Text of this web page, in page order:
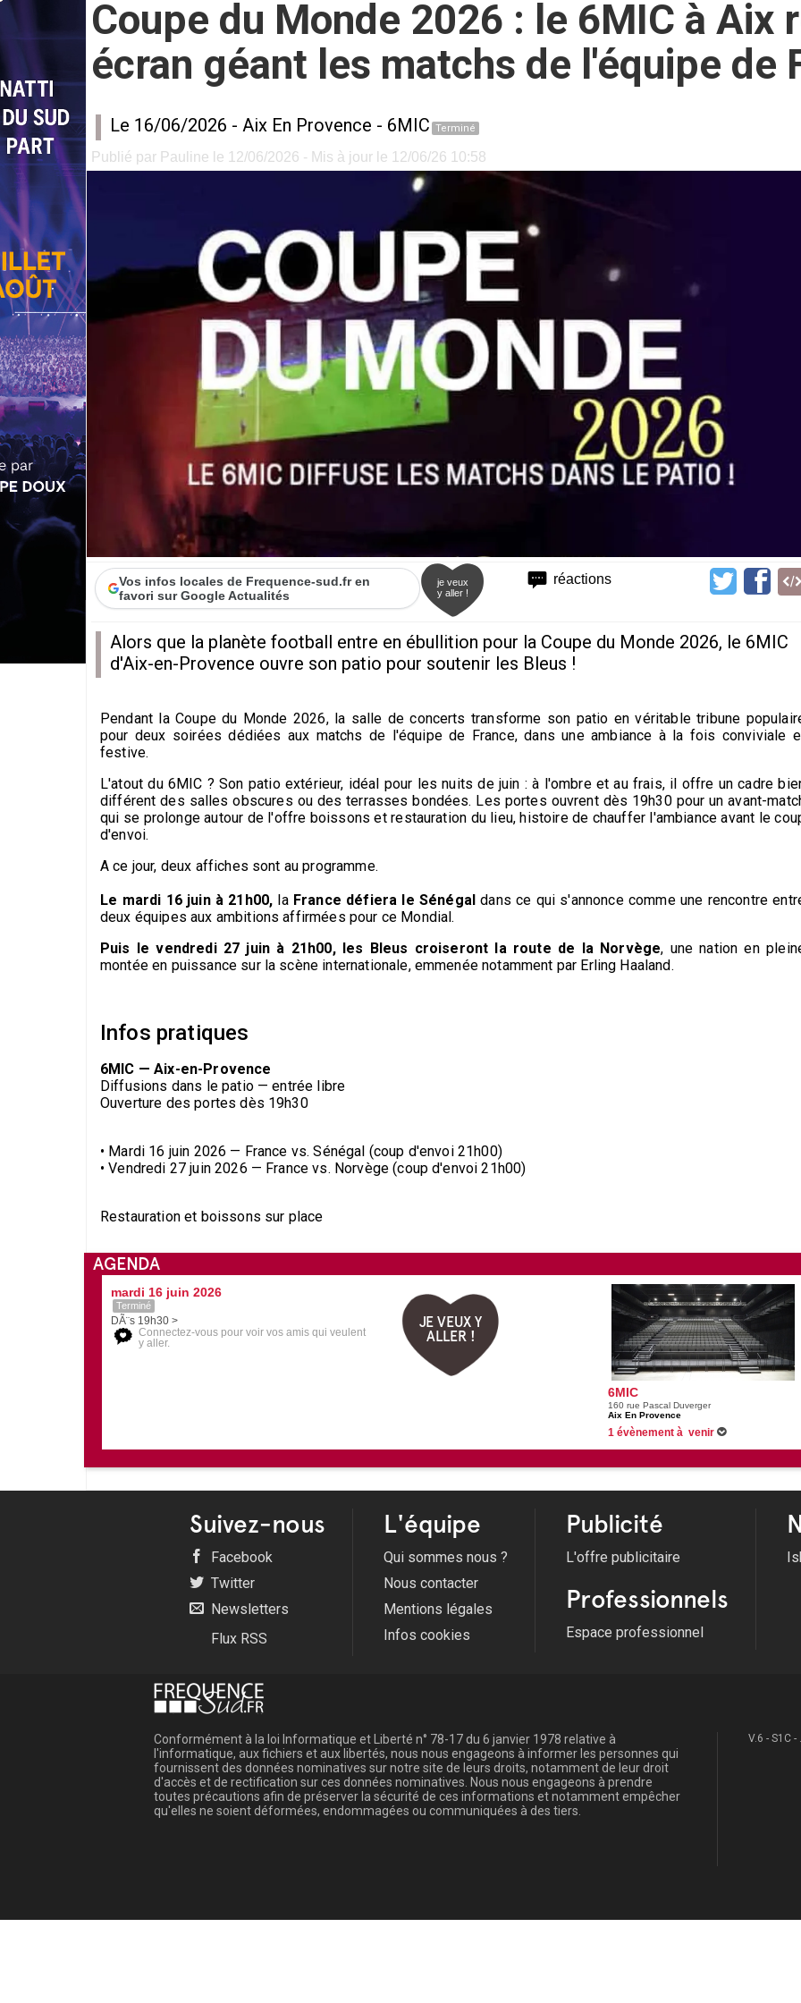
Coupe du Monde 2026 : le 6MIC à Aix
écran géant les matchs de l'équipe de
Le 16/06/2026 - Aix En Provence - 6MIC Terminé
Publié par Pauline le 12/06/2026 - Mis à jour le 12/06/26 10:58
réactions
Vos infos locales de Frequence-sud.fr en
favori sur Google Actualités
je veux
y aller !
Alors que la planète football entre en ébullition pour la Coupe du Monde 2026, le 6MIC
d'Aix-en-Provence ouvre son patio pour soutenir les Bleus !
Pendant la Coupe du Monde 2026, la salle de concerts transforme son patio en véritable tribune
pour deux soirées dédiées aux matchs de l'équipe de France, dans une ambiance à la fois conviviale
festive.
L'atout du 6MIC ? Son patio extérieur, idéal pour les nuits de juin : à l'ombre et au frais, il offre un cadre
différent des salles obscures ou des terrasses bondées. Les portes ouvrent dès 19h30 pour un avant-
qui se prolonge autour de l'offre boissons et restauration du lieu, histoire de chauffer l'ambiance avant le
d'envoi.
A ce jour, deux affiches sont au programme.
Le mardi 16 juin à 21h00, laFrance défiera le Sénégal dans ce qui s'annonce comme une rencontre
deux équipes aux ambitions affirmées pour ce Mondial.
Puis le vendredi 27 juin à 21h00, les Bleus croiseront la route de la Norvège, une nation en
montée en puissance sur la scène internationale, emmenée notamment par Erling Haaland.
Infos pratiques
6MIC — Aix-en-Provence
Diffusions dans le patio — entrée libre
Ouverture des portes dès 19h30
• Mardi 16 juin 2026 — France vs. Sénégal (coup d'envoi 21h00)
• Vendredi 27 juin 2026 — France vs. Norvège (coup d'envoi 21h00)
Restauration et boissons sur place
AGENDA
mardi 16 juin 2026
Terminé
DÃ¨s 19h30 >
Connectez-vous pour voir vos amis qui veulent
y aller.
JE VEUX Y
ALLER !
6MIC
160 rue Pascal Duverger
Aix En Provence
1 évènement à venir
Suivez-nous
Facebook
Twitter
Newsletters
Flux RSS
L'équipe
Qui sommes nous ?
Nous contacter
Mentions légales
Infos cookies
Publicité
L'offre publicitaire
Professionnels
Espace professionnel
Conformément à la loi Informatique et Liberté n° 78-17 du 6 janvier 1978 relative à
l'informatique, aux fichiers et aux libertés, nous nous engageons à informer les personnes qui
fournissent des données nominatives sur notre site de leurs droits, notamment de leur droit
d'accès et de rectification sur ces données nominatives. Nous nous engageons à prendre
toutes précautions afin de préserver la sécurité de ces informations et notamment empêcher
qu'elles ne soient déformées, endommagées ou communiquées à des tiers.
V.6 - S1C